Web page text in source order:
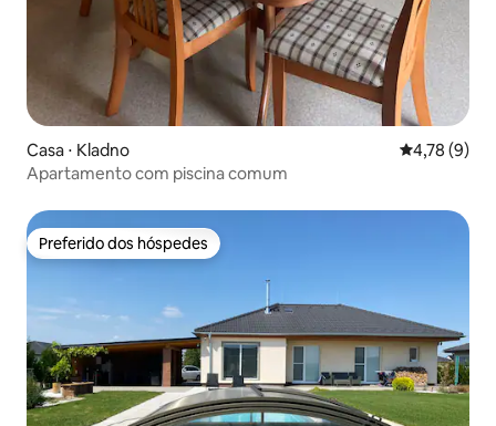
Casa ⋅ Kladno 4,78 de
4,78 (9)
Apartamento com piscina comum
Preferido dos hóspedes
Preferido dos hóspedes